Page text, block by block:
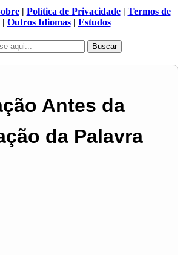
| Política de Privacidade| Termos de
| Outros Idiomas| Estudos
Buscar
Antes da
da Palavra